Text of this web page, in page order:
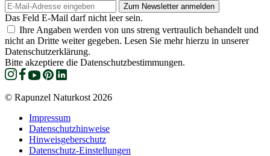
Das Feld E-Mail darf nicht leer sein.
Ihre Angaben werden von uns streng vertraulich behandelt und
nicht an Dritte weiter gegeben. Lesen Sie mehr hierzu in unserer
Datenschutzerklärung.
Bitte akzeptiere die Datenschutzbestimmungen.
© Rapunzel Naturkost 2026
Impressum
Datenschutzhinweise
Hinweisgeberschutz
Datenschutz-Einstellungen